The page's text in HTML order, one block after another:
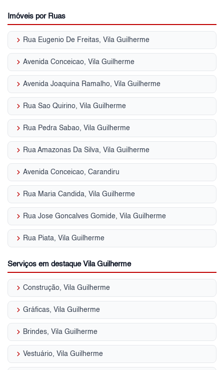
Imóveis por Ruas
keyboard_arrow_right Rua Eugenio De Freitas, Vila Guilherme
keyboard_arrow_right Avenida Conceicao, Vila Guilherme
keyboard_arrow_right Avenida Joaquina Ramalho, Vila Guilherme
keyboard_arrow_right Rua Sao Quirino, Vila Guilherme
keyboard_arrow_right Rua Pedra Sabao, Vila Guilherme
keyboard_arrow_right Rua Amazonas Da Silva, Vila Guilherme
keyboard_arrow_right Avenida Conceicao, Carandiru
keyboard_arrow_right Rua Maria Candida, Vila Guilherme
keyboard_arrow_right Rua Jose Goncalves Gomide, Vila Guilherme
keyboard_arrow_right Rua Piata, Vila Guilherme
Serviços em destaque Vila Guilherme
keyboard_arrow_right Construção, Vila Guilherme
keyboard_arrow_right Gráficas, Vila Guilherme
keyboard_arrow_right Brindes, Vila Guilherme
keyboard_arrow_right Vestuário, Vila Guilherme